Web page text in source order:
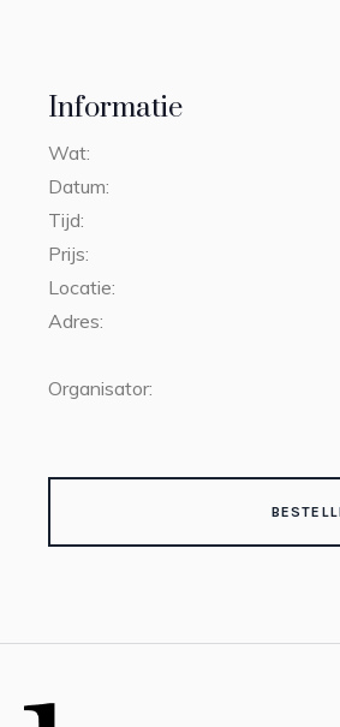
Informatie
Wat:
Datum:
Tijd:
Prijs:
Locatie:
Adres:
Organisator: